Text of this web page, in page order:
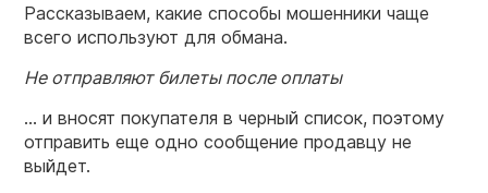
Рассказываем, какие способы мошенники чаще
всего используют для обмана.
Не отправляют билеты после оплаты
… и вносят покупателя в черный список, поэтому
отправить еще одно сообщение продавцу не
выйдет.